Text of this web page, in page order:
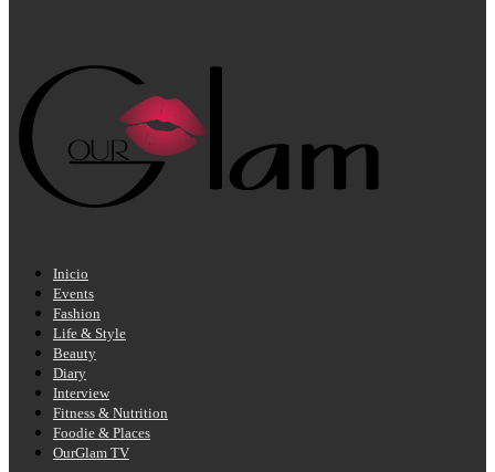
Inicio
Events
Fashion
Life & Style
Beauty
Diary
Interview
Fitness & Nutrition
Foodie & Places
OurGlam TV